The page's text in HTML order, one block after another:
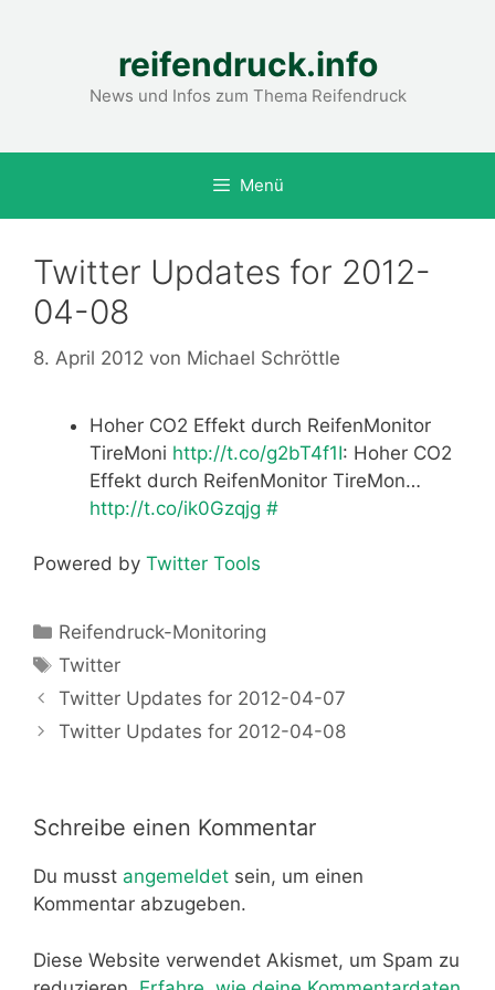
reifendruck.info
News und Infos zum Thema Reifendruck
Menü
Twitter Updates for 2012-
04-08
8. April 2012 von Michael Schröttle
Hoher CO2 Effekt durch ReifenMonitor
TireMoni http://t.co/g2bT4f1I: Hoher CO2
Effekt durch ReifenMonitor TireMon…
http://t.co/ik0Gzqjg #
Powered by Twitter Tools
Kategorien
Reifendruck-Monitoring
Schlagwörter
Twitter
Twitter Updates for 2012-04-07
Twitter Updates for 2012-04-08
Schreibe einen Kommentar
Du musst angemeldet sein, um einen
Kommentar abzugeben.
Diese Website verwendet Akismet, um Spam zu